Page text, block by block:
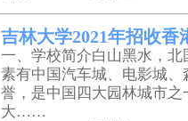
吉林大学2021年招收香
一、学校简介白山黑水，
素有中国汽车城、电影城
誉，是中国四大园林城市
大……